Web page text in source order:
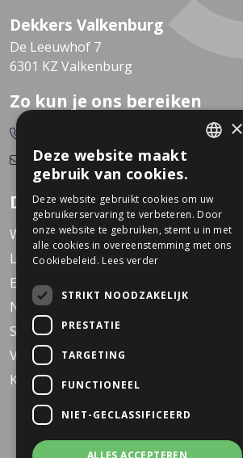
Dekkers Valkenburg
De Leeuwhof 7
6301 KZ Valkenburg
Zo kun je ons bereiken
info@dekkerstweewielers.nl
Dekkers Tweewielers
Werken bij Dekkers
Locaties
Events
Nieuws
Service
Veelgestelde vragen
KARO Solid schoolfiets
×
Deze website maakt
gebruik van cookies.
Deze website gebruikt cookies om uw
gebruikerservaring te verbeteren. Door
onze website te gebruiken, stemt u in met
alle cookies in overeenstemming met ons
Cookiebeleid. Lees verder
STRIKT NOODZAKELIJK
PRESTATIE
TARGETING
FUNCTIONEEL
NIET-GECLASSIFICEERD
ALLES ACCEPTEREN